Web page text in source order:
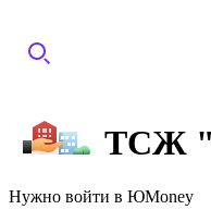
ТСЖ
Нужно войти в ЮMoney